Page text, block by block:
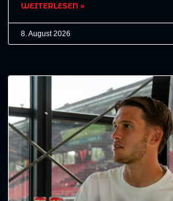
WEITERLESEN »
8. August 2026